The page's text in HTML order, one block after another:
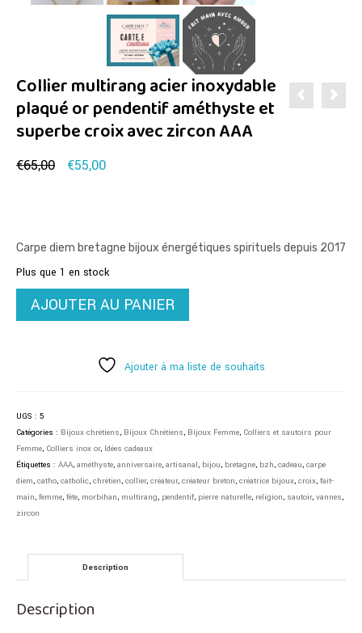
Collier multirang acier inoxydable
plaqué or pendentif améthyste et
superbe croix avec zircon AAA
€65,00 Le
€55,00Le
Carpe diem bretagne bijoux énergétiques spirituels depuis 2017
Plus que 1 en stock
quantité
pendentif
améthyste
et
superbe
AJOUTER AU PANIER
Ajouter à ma liste de souhaits
UGS : 5
Catégories : Bijoux chrétiens, Bijoux Chrétiens, Bijoux Femme, Colliers et sautoirs pour
Femme, Colliers inox or, Idées cadeaux
Étiquettes : AAA, améthyste, anniversaire, artisanal, bijou, bretagne, bzh, cadeau, carpe
diem, catho, catholic, chrétien, collier, créateur, créateur breton, créatrice bijoux, croix, fait-
main, femme, fête, morbihan, multirang, pendentif, pierre naturelle, religion, sautoir, vannes,
zircon
Description
Description